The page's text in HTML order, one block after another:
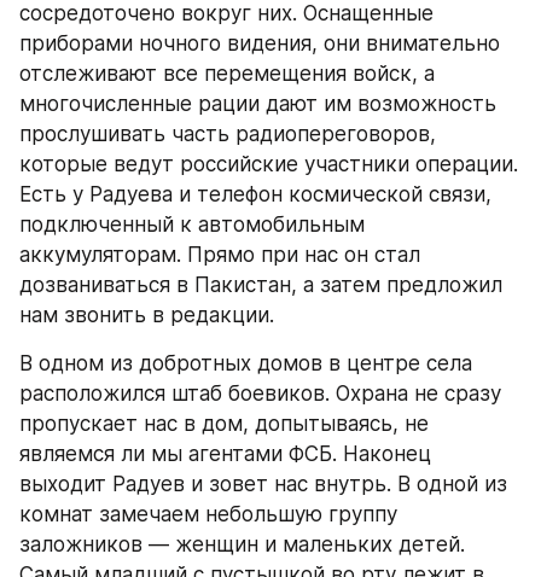
сосредоточено вокруг них. Оснащенные
приборами ночного видения, они внимательно
отслеживают все перемещения войск, а
многочисленные рации дают им возможность
прослушивать часть радиопереговоров,
которые ведут российские участники операции.
Есть у Радуева и телефон космической связи,
подключенный к автомобильным
аккумуляторам. Прямо при нас он стал
дозваниваться в Пакистан, а затем предложил
нам звонить в редакции.
В одном из добротных домов в центре села
расположился штаб боевиков. Охрана не сразу
пропускает нас в дом, допытываясь, не
являемся ли мы агентами ФСБ. Наконец
выходит Радуев и зовет нас внутрь. В одной из
комнат замечаем небольшую группу
заложников — женщин и маленьких детей.